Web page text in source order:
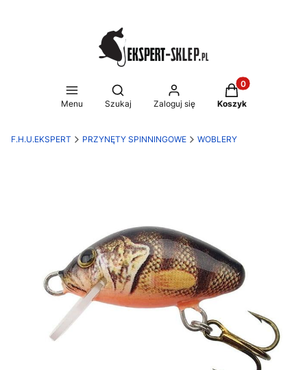
Menu
Otwórz wyszukiwarkę
Szukaj Zaloguj się
Produkty w
Koszyk
F.H.U.EKSPERT PRZYNĘTY SPINNINGOWE WOBLERY